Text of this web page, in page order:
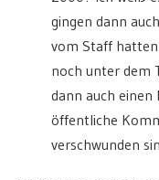
gingen dann
vom Staff hatten
noch unter dem
dann auch
öffentliche
verschwunden